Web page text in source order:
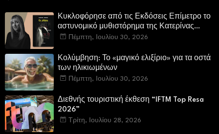
Κυκλοφόρησε από τις Εκδόσεις Επίμετρο το
αστυνομικό μυθιστόρημα της Κατερίνας
Πανούση. Οι ρόλοι.
Πέμπτη, Ιουλίου 30, 2026
Κολύμβηση: Το «μαγικό ελιξίριο» για τα οστά
των ηλικιωμένων
Πέμπτη, Ιουλίου 30, 2026
Διεθνής τουριστική έκθεση “IFTM Top Resa
2026”
Τρίτη, Ιουλίου 28, 2026